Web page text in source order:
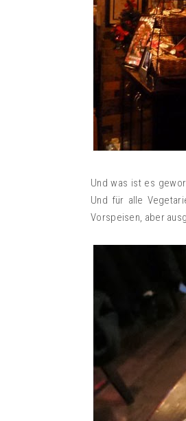
Und was ist es
Und für alle
Vorspeisen, aber